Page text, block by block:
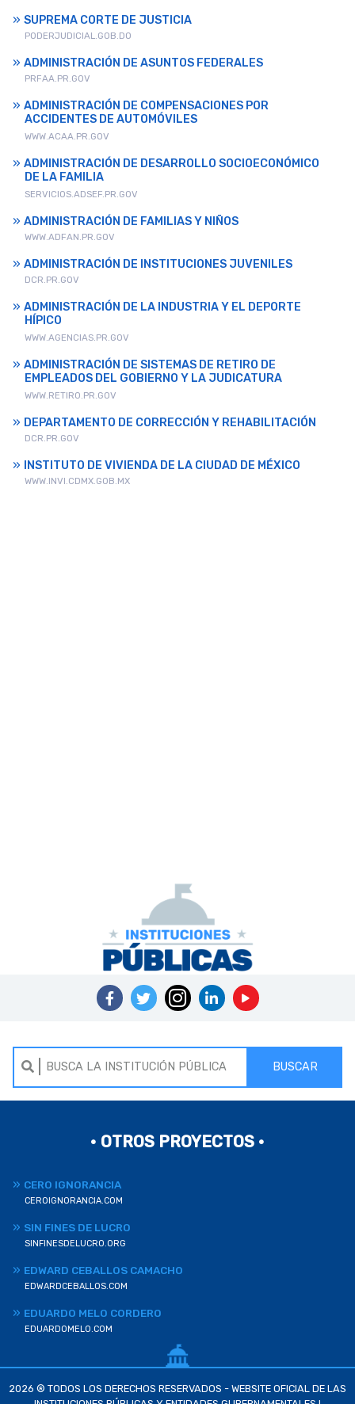
SUPREMA CORTE DE JUSTICIA
PODERJUDICIAL.GOB.DO
ADMINISTRACIÓN DE ASUNTOS FEDERALES
PRFAA.PR.GOV
ADMINISTRACIÓN DE COMPENSACIONES POR
ACCIDENTES DE AUTOMÓVILES
WWW.ACAA.PR.GOV
ADMINISTRACIÓN DE DESARROLLO SOCIOECONÓMICO
DE LA FAMILIA
SERVICIOS.ADSEF.PR.GOV
ADMINISTRACIÓN DE FAMILIAS Y NIÑOS
WWW.ADFAN.PR.GOV
ADMINISTRACIÓN DE INSTITUCIONES JUVENILES
DCR.PR.GOV
ADMINISTRACIÓN DE LA INDUSTRIA Y EL DEPORTE
HÍPICO
WWW.AGENCIAS.PR.GOV
ADMINISTRACIÓN DE SISTEMAS DE RETIRO DE
EMPLEADOS DEL GOBIERNO Y LA JUDICATURA
WWW.RETIRO.PR.GOV
DEPARTAMENTO DE CORRECCIÓN Y REHABILITACIÓN
DCR.PR.GOV
INSTITUTO DE VIVIENDA DE LA CIUDAD DE MÉXICO
WWW.INVI.CDMX.GOB.MX
BUSCAR
• OTROS PROYECTOS •
CERO IGNORANCIA
CEROIGNORANCIA.COM
SIN FINES DE LUCRO
SINFINESDELUCRO.ORG
EDWARD CEBALLOS CAMACHO
EDWARDCEBALLOS.COM
EDUARDO MELO CORDERO
EDUARDOMELO.COM
2026 ® TODOS LOS DERECHOS RESERVADOS - WEBSITE OFICIAL DE LAS